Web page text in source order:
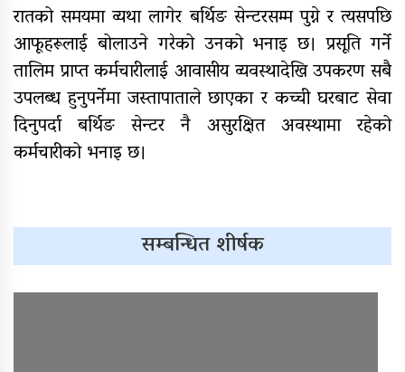
रातको समयमा व्यथा लागेर बर्थिङ सेन्टरसम्म पुग्ने र त्यसपछि
आफूहरूलाई बोलाउने गरेको उनको भनाइ छ। प्रसूति गर्ने
तालिम प्राप्त कर्मचारीलाई आवासीय व्यवस्थादेखि उपकरण सबै
उपलब्ध हुनुपर्नेमा जस्तापाताले छाएका र कच्ची घरबाट सेवा
दिनुपर्दा बर्थिङ सेन्टर नै असुरक्षित अवस्थामा रहेको
कर्मचारीको भनाइ छ।
सम्बन्धित शीर्षक